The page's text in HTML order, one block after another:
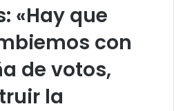
«Hay que
con
de votos,
la